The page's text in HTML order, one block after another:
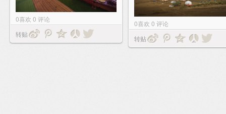
0喜欢 0 评论
转贴
0喜欢 0 评论
转贴